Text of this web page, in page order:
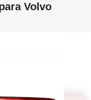
Volvo